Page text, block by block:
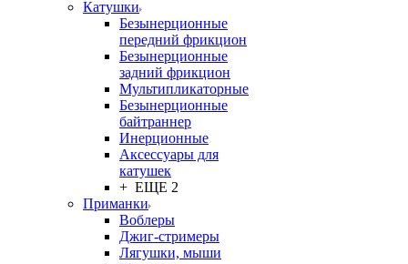
Катушки
Безынерционные
передний фрикцион
Безынерционные
задний фрикцион
Мультипликаторные
Безынерционные
байтраннер
Инерционные
Аксессуары для
катушек
+ ЕЩЕ 2
Приманки
Воблеры
Джиг-стримеры
Лягушки, мыши